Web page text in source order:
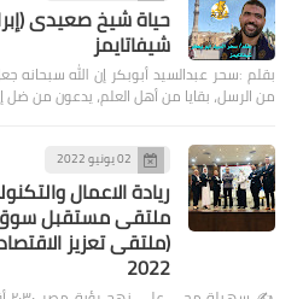
حياة شيخ صعيدى
شيفاتايمز
بقلم :سحر عبدالسيد أبوبكر إن الله
من الرسل، بقايا من أهل العلم، يدعون من ضل
02 يونيو 2022
ريادة الاعمال
ملتقى مستقبل
(ملتقى تعزيز
2022